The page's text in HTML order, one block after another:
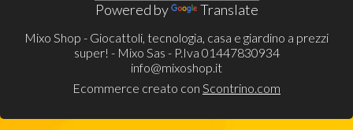
Powered by Translate
Mixo Shop - Giocattoli, tecnologia, casa e giardino a prezzi
super! - Mixo Sas - P.Iva 01447830934
info@mixoshop.it
Ecommerce creato con Scontrino.com